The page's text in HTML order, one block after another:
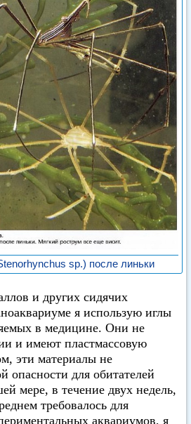
sp.) после линьки
и других сидячих
я использую иглы
в медицине. Они не
и имеют пластмассовую
эти материалы не
опасности для обитателей
мере, в течение двух недель,
требовалось для
аквариумов, я